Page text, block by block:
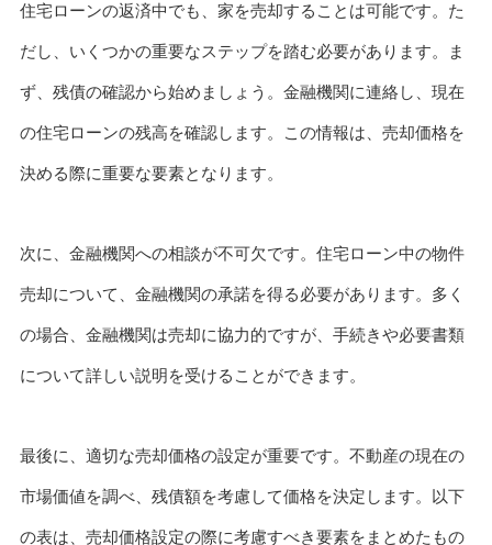
住宅ローンの返済中でも、家を売却することは可能です。た
だし、いくつかの重要なステップを踏む必要があります。ま
ず、残債の確認から始めましょう。金融機関に連絡し、現在
の住宅ローンの残高を確認します。この情報は、売却価格を
決める際に重要な要素となります。
次に、金融機関への相談が不可欠です。住宅ローン中の物件
売却について、金融機関の承諾を得る必要があります。多く
の場合、金融機関は売却に協力的ですが、手続きや必要書類
について詳しい説明を受けることができます。
最後に、適切な売却価格の設定が重要です。不動産の現在の
市場価値を調べ、残債額を考慮して価格を決定します。以下
の表は、売却価格設定の際に考慮すべき要素をまとめたもの